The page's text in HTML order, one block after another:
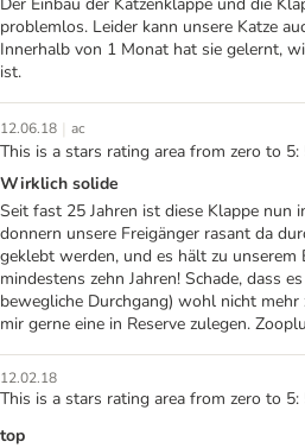
problemlos. Leider kann unsere Katze
Innerhalb von 1 Monat hat sie gelernt,
ist.
12.06.18 | ac
This is a stars rating area from zero to 5:
Wirklich solide
Seit fast 25 Jahren ist diese Klappe nun
donnern unsere Freigänger rasant da
geklebt werden, und es hält zu unserem
mindestens zehn Jahren! Schade, dass
bewegliche Durchgang) wohl nicht
mir gerne eine in Reserve zulegen.
12.02.18
This is a stars rating area from zero to 5:
top